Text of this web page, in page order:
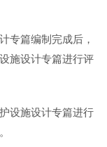
专篇编制完成后，
施设计专篇进行评
设施设计专篇进行